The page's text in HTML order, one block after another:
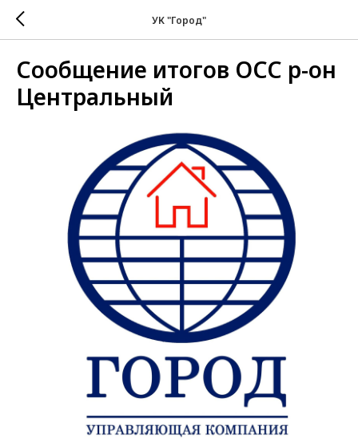
УК "Город"
Сообщение итогов ОСС р-он
Центральный